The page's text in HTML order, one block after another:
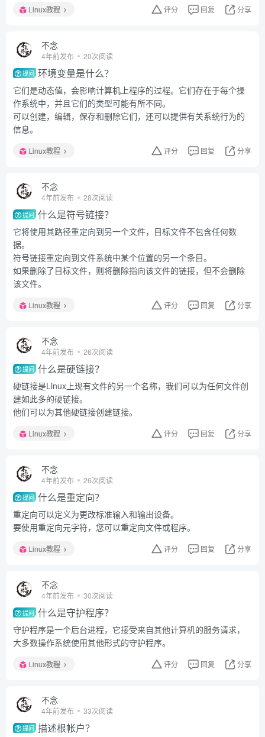
Linux教程 评分 回复 分享
不念
4年前发布 20次阅读
提问 环境变量是什么？
它们是动态值，会影响计算机上程序的过程。它们存在于每个操
作系统中，并且它们的类型可能有所不同。
可以创建，编辑，保存和删除它们，还可以提供有关系统行为的
信息。
Linux教程 评分 回复 分享
不念
4年前发布 28次阅读
提问 什么是符号链接？
它将使用其路径重定向到另一个文件，目标文件不包含任何数
据。
符号链接重定向到文件系统中某个位置的另一个条目。
如果删除了目标文件，则将删除指向该文件的链接，但不会删除
该文件。
Linux教程 评分 回复 分享
不念
4年前发布 26次阅读
提问 什么是硬链接？
硬链接是Linux上现有文件的另一个名称，我们可以为任何文件创
建如此多的硬链接。
他们可以为其他硬链接创建链接。
Linux教程 评分 回复 分享
不念
4年前发布 26次阅读
提问 什么是重定向？
重定向可以定义为更改标准输入和输出设备。
要使用重定向元字符，您可以重定向文件或程序。
Linux教程 评分 回复 分享
不念
4年前发布 30次阅读
提问 什么是守护程序？
守护程序是一个后台进程，它接受来自其他计算机的服务请求，
大多数操作系统使用其他形式的守护程序。
Linux教程 评分 回复 分享
不念
4年前发布 33次阅读
提问 描述根帐户？